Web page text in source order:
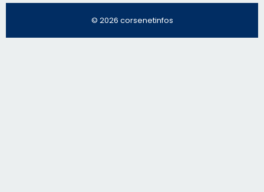
© 2026 corsenetinfos